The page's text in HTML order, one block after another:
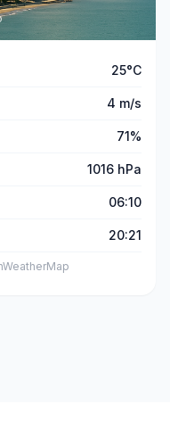
25°C
4 m/s
71%
1016 hPa
06:10
20:21